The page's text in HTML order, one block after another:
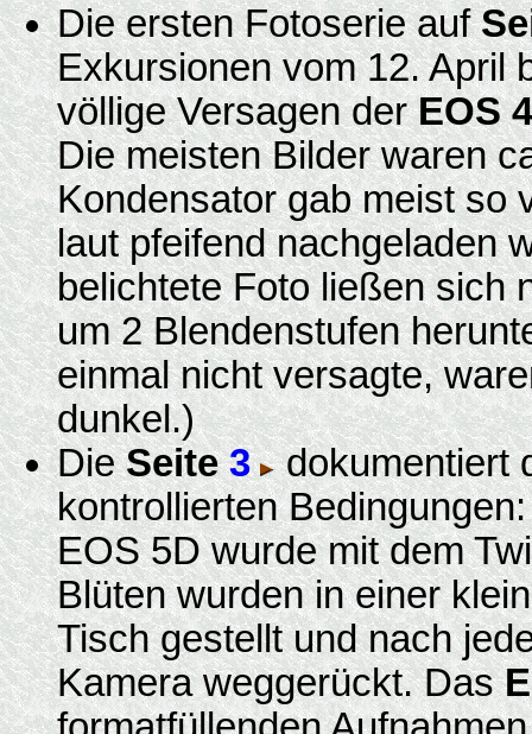
Die ersten Fotoserie auf
Exkursionen vom 12. April
völlige Versagen derEOS
Die meisten Bilder waren
Kondensator gab meist so
laut pfeifend nachgeladen
belichtete Foto ließen sich
um 2 Blendenstufen
einmal nicht versagte,
dunkel.)
DieSeite3 dokumentiert
kontrollierten
EOS 5D wurde mit dem
Blüten wurden in einer
Tisch gestellt und nach
Kamera weggerückt. Das